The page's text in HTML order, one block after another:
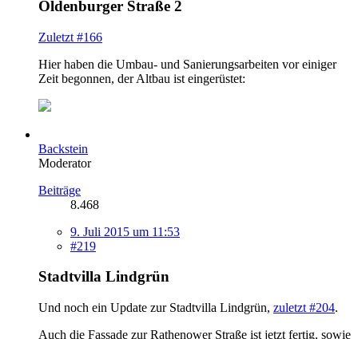
Oldenburger Straße 2
Zuletzt #166
Hier haben die Umbau- und Sanierungsarbeiten vor einiger
Zeit begonnen, der Altbau ist eingerüstet:
Backstein
Moderator
Beiträge
8.468
9. Juli 2015 um 11:53
#219
Stadtvilla Lindgrün
Und noch ein Update zur Stadtvilla Lindgrün, zuletzt #204.
Auch die Fassade zur Rathenower Straße ist jetzt fertig, sowie